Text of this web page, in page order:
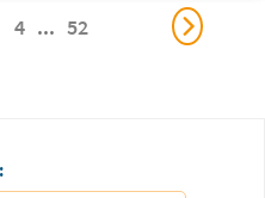
4 ... 52